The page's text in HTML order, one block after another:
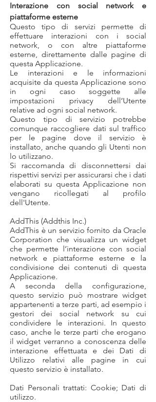
Interazione con social network e
piattaforme esterne
Questo tipo di servizi permette di
effettuare interazioni con i social
network, o con altre piattaforme
esterne, direttamente dalle pagine di
questa Applicazione.
Le interazioni e le informazioni
acquisite da questa Applicazione sono
in ogni caso soggette alle
impostazioni privacy dell’Utente
relative ad ogni social network.
Questo tipo di servizio potrebbe
comunque raccogliere dati sul traffico
per le pagine dove il servizio è
installato, anche quando gli Utenti non
lo utilizzano.
Si raccomanda di disconnettersi dai
rispettivi servizi per assicurarsi che i dati
elaborati su questa Applicazione non
vengano ricollegati al profilo
dell'Utente.
AddThis (Addthis Inc.)
AddThis è un servizio fornito da Oracle
Corporation che visualizza un widget
che permette l’interazione con social
network e piattaforme esterne e la
condivisione dei contenuti di questa
Applicazione.
A seconda della configurazione,
questo servizio può mostrare widget
appartenenti a terze parti, ad esempio i
gestori dei social network su cui
condividere le interazioni. In questo
caso, anche le terze parti che erogano
il widget verranno a conoscenza delle
interazione effettuata e dei Dati di
Utilizzo relativi alle pagine in cui
questo servizio è installato.
Dati Personali trattati: Cookie; Dati di
utilizzo.